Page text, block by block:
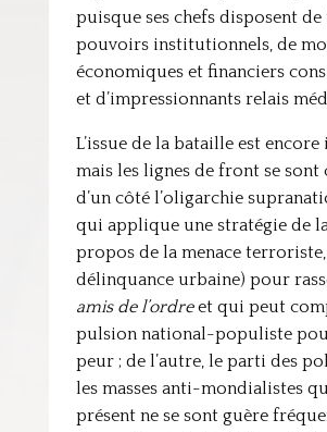
puisque ses chefs disposent de
pouvoirs institutionnels, de
économiques et financiers
et d’impressionnants relais
L’issue de la bataille est
mais les lignes de front se sont
d’un côté l’oligarchie
qui applique une stratégie de
propos de la menace
délinquance urbaine) pour
amis de l’ordreet qui peut
pulsion national-populiste
peur ; de l’autre, le parti des
les masses anti-mondialistes
présent ne se sont guère